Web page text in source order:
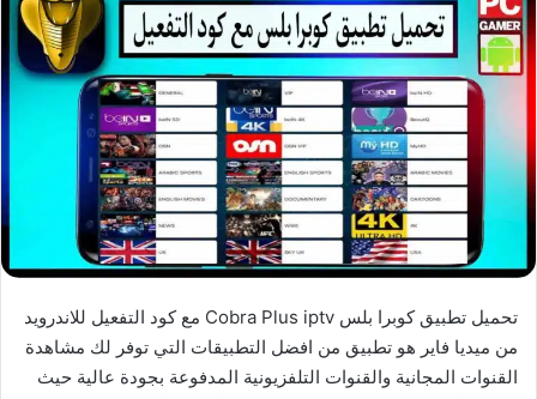
تحميل تطبيق كوبرا بلس Cobra Plus iptv مع كود التفعيل للاندرويد
من ميديا فاير هو تطبيق من افضل التطبيقات التي توفر لك مشاهدة
القنوات المجانية والقنوات التلفزيونية المدفوعة بجودة عالية حيث